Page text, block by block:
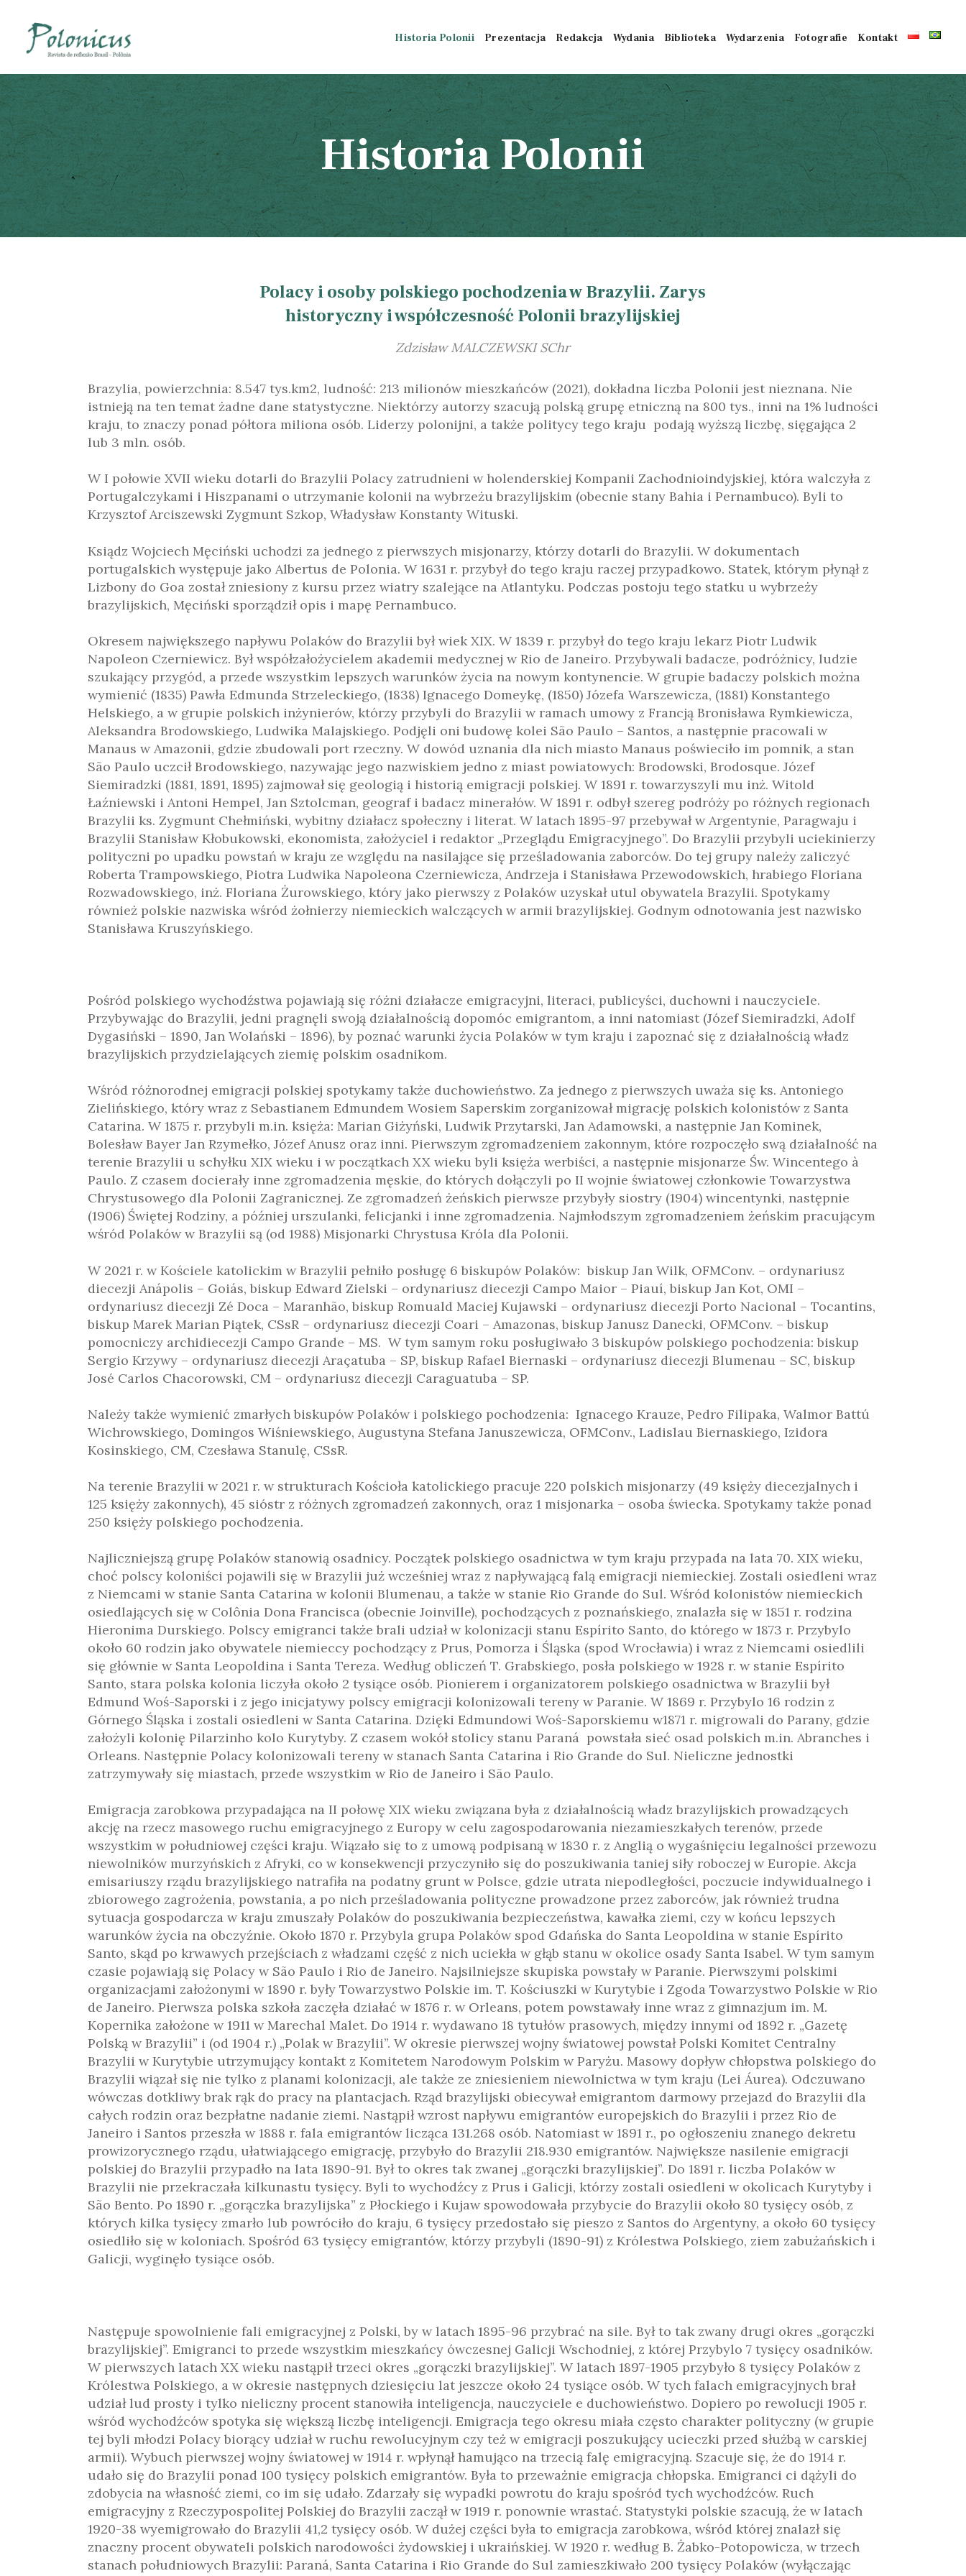
Historia Polonii Prezentacja Redakcja Wydania Biblioteka Wydarzenia Fotografie Kontakt
Historia Polonii
PREZENTACJA
REDAKCJA
WYDANIA
BIBLIOTEKA
FOTOGRAFIE
KONTAKT
Polacy i osoby polskiego pochodzenia w Brazylii. Zarys
historyczny i współczesność Polonii brazylijskiej
Zdzisław MALCZEWSKI SChr
Brazylia, powierzchnia: 8.547 tys.km2, ludność: 213 milionów mieszkańców (2021), dokładna liczba Polonii jest nieznana. Nie
istnieją na ten temat żadne dane statystyczne. Niektórzy autorzy szacują polską grupę etniczną na 800 tys., inni na 1% ludności
kraju, to znaczy ponad półtora miliona osób. Liderzy polonijni, a także politycy tego kraju podają wyższą liczbę, sięgająca 2
lub 3 mln. osób.
W I połowie XVII wieku dotarli do Brazylii Polacy zatrudnieni w holenderskiej Kompanii Zachodnioindyjskiej, która walczyła z
Portugalczykami i Hiszpanami o utrzymanie kolonii na wybrzeżu brazylijskim (obecnie stany Bahia i Pernambuco). Byli to
Krzysztof Arciszewski Zygmunt Szkop, Władysław Konstanty Wituski.
Ksiądz Wojciech Męciński uchodzi za jednego z pierwszych misjonarzy, którzy dotarli do Brazylii. W dokumentach
portugalskich występuje jako Albertus de Polonia. W 1631 r. przybył do tego kraju raczej przypadkowo. Statek, którym płynął z
Lizbony do Goa został zniesiony z kursu przez wiatry szalejące na Atlantyku. Podczas postoju tego statku u wybrzeży
brazylijskich, Męciński sporządził opis i mapę Pernambuco.
Okresem największego napływu Polaków do Brazylii był wiek XIX. W 1839 r. przybył do tego kraju lekarz Piotr Ludwik
Napoleon Czerniewicz. Był współzałożycielem akademii medycznej w Rio de Janeiro. Przybywali badacze, podróżnicy, ludzie
szukający przygód, a przede wszystkim lepszych warunków życia na nowym kontynencie. W grupie badaczy polskich można
wymienić (1835) Pawła Edmunda Strzeleckiego, (1838) Ignacego Domeykę, (1850) Józefa Warszewicza, (1881) Konstantego
Helskiego, a w grupie polskich inżynierów, którzy przybyli do Brazylii w ramach umowy z Francją Bronisława Rymkiewicza,
Aleksandra Brodowskiego, Ludwika Malajskiego. Podjęli oni budowę kolei São Paulo – Santos, a następnie pracowali w
Manaus w Amazonii, gdzie zbudowali port rzeczny. W dowód uznania dla nich miasto Manaus poświeciło im pomnik, a stan
São Paulo uczcił Brodowskiego, nazywając jego nazwiskiem jedno z miast powiatowych: Brodowski, Brodosque. Józef
Siemiradzki (1881, 1891, 1895) zajmował się geologią i historią emigracji polskiej. W 1891 r. towarzyszyli mu inż. Witold
Łaźniewski i Antoni Hempel, Jan Sztolcman, geograf i badacz minerałów. W 1891 r. odbył szereg podróży po różnych regionach
Brazylii ks. Zygmunt Chełmiński, wybitny działacz społeczny i literat. W latach 1895-97 przebywał w Argentynie, Paragwaju i
Brazylii Stanisław Kłobukowski, ekonomista, założyciel i redaktor „Przeglądu Emigracyjnego”. Do Brazylii przybyli uciekinierzy
polityczni po upadku powstań w kraju ze względu na nasilające się prześladowania zaborców. Do tej grupy należy zaliczyć
Roberta Trampowskiego, Piotra Ludwika Napoleona Czerniewicza, Andrzeja i Stanisława Przewodowskich, hrabiego Floriana
Rozwadowskiego, inż. Floriana Żurowskiego, który jako pierwszy z Polaków uzyskał utul obywatela Brazylii. Spotykamy
również polskie nazwiska wśród żołnierzy niemieckich walczących w armii brazylijskiej. Godnym odnotowania jest nazwisko
Stanisława Kruszyńskiego.
Pośród polskiego wychodźstwa pojawiają się różni działacze emigracyjni, literaci, publicyści, duchowni i nauczyciele.
Przybywając do Brazylii, jedni pragnęli swoją działalnością dopomóc emigrantom, a inni natomiast (Józef Siemiradzki, Adolf
Dygasiński – 1890, Jan Wolański – 1896), by poznać warunki życia Polaków w tym kraju i zapoznać się z działalnością władz
brazylijskich przydzielających ziemię polskim osadnikom.
Wśród różnorodnej emigracji polskiej spotykamy także duchowieństwo. Za jednego z pierwszych uważa się ks. Antoniego
Zielińskiego, który wraz z Sebastianem Edmundem Wosiem Saperskim zorganizował migrację polskich kolonistów z Santa
Catarina. W 1875 r. przybyli m.in. księża: Marian Giżyński, Ludwik Przytarski, Jan Adamowski, a następnie Jan Kominek,
Bolesław Bayer Jan Rzymełko, Józef Anusz oraz inni. Pierwszym zgromadzeniem zakonnym, które rozpoczęło swą działalność na
terenie Brazylii u schyłku XIX wieku i w początkach XX wieku byli księża werbiści, a następnie misjonarze Św. Wincentego à
Paulo. Z czasem docierały inne zgromadzenia męskie, do których dołączyli po II wojnie światowej członkowie Towarzystwa
Chrystusowego dla Polonii Zagranicznej. Ze zgromadzeń żeńskich pierwsze przybyły siostry (1904) wincentynki, następnie
(1906) Świętej Rodziny, a później urszulanki, felicjanki i inne zgromadzenia. Najmłodszym zgromadzeniem żeńskim pracującym
wśród Polaków w Brazylii są (od 1988) Misjonarki Chrystusa Króla dla Polonii.
W 2021 r. w Kościele katolickim w Brazylii pełniło posługę 6 biskupów Polaków: biskup Jan Wilk, OFMConv. – ordynariusz
diecezji Anápolis – Goiás, biskup Edward Zielski – ordynariusz diecezji Campo Maior – Piauí, biskup Jan Kot, OMI –
ordynariusz diecezji Zé Doca – Maranhão, biskup Romuald Maciej Kujawski – ordynariusz diecezji Porto Nacional – Tocantins,
biskup Marek Marian Piątek, CSsR – ordynariusz diecezji Coari – Amazonas, biskup Janusz Danecki, OFMConv. – biskup
pomocniczy archidiecezji Campo Grande – MS. W tym samym roku posługiwało 3 biskupów polskiego pochodzenia: biskup
Sergio Krzywy – ordynariusz diecezji Araçatuba – SP, biskup Rafael Biernaski – ordynariusz diecezji Blumenau – SC, biskup
José Carlos Chacorowski, CM – ordynariusz diecezji Caraguatuba – SP.
Należy także wymienić zmarłych biskupów Polaków i polskiego pochodzenia: Ignacego Krauze, Pedro Filipaka, Walmor Battú
Wichrowskiego, Domingos Wiśniewskiego, Augustyna Stefana Januszewicza, OFMConv., Ladislau Biernaskiego, Izidora
Kosinskiego, CM, Czesława Stanulę, CSsR.
Na terenie Brazylii w 2021 r. w strukturach Kościoła katolickiego pracuje 220 polskich misjonarzy (49 księży diecezjalnych i
125 księży zakonnych), 45 sióstr z różnych zgromadzeń zakonnych, oraz 1 misjonarka – osoba świecka. Spotykamy także ponad
250 księży polskiego pochodzenia.
Najliczniejszą grupę Polaków stanowią osadnicy. Początek polskiego osadnictwa w tym kraju przypada na lata 70. XIX wieku,
choć polscy koloniści pojawili się w Brazylii już wcześniej wraz z napływającą falą emigracji niemieckiej. Zostali osiedleni wraz
z Niemcami w stanie Santa Catarina w kolonii Blumenau, a także w stanie Rio Grande do Sul. Wśród kolonistów niemieckich
osiedlających się w Colônia Dona Francisca (obecnie Joinville), pochodzących z poznańskiego, znalazła się w 1851 r. rodzina
Hieronima Durskiego. Polscy emigranci także brali udział w kolonizacji stanu Espírito Santo, do którego w 1873 r. Przybylo
około 60 rodzin jako obywatele niemieccy pochodzący z Prus, Pomorza i Śląska (spod Wrocławia) i wraz z Niemcami osiedlili
się głównie w Santa Leopoldina i Santa Tereza. Według obliczeń T. Grabskiego, posła polskiego w 1928 r. w stanie Espírito
Santo, stara polska kolonia liczyła około 2 tysiące osób. Pionierem i organizatorem polskiego osadnictwa w Brazylii był
Edmund Woś-Saporski i z jego inicjatywy polscy emigracji kolonizowali tereny w Paranie. W 1869 r. Przybylo 16 rodzin z
Górnego Śląska i zostali osiedleni w Santa Catarina. Dzięki Edmundowi Woś-Saporskiemu w1871 r. migrowali do Parany, gdzie
założyli kolonię Pilarzinho kolo Kurytyby. Z czasem wokół stolicy stanu Paraná powstała sieć osad polskich m.in. Abranches i
Orleans. Następnie Polacy kolonizowali tereny w stanach Santa Catarina i Rio Grande do Sul. Nieliczne jednostki
zatrzymywały się miastach, przede wszystkim w Rio de Janeiro i São Paulo.
Emigracja zarobkowa przypadająca na II połowę XIX wieku związana była z działalnością władz brazylijskich prowadzących
akcję na rzecz masowego ruchu emigracyjnego z Europy w celu zagospodarowania niezamieszkałych terenów, przede
wszystkim w południowej części kraju. Wiązało się to z umową podpisaną w 1830 r. z Anglią o wygaśnięciu legalności przewozu
niewolników murzyńskich z Afryki, co w konsekwencji przyczyniło się do poszukiwania taniej siły roboczej w Europie. Akcja
emisariuszy rządu brazylijskiego natrafiła na podatny grunt w Polsce, gdzie utrata niepodległości, poczucie indywidualnego i
zbiorowego zagrożenia, powstania, a po nich prześladowania polityczne prowadzone przez zaborców, jak również trudna
sytuacja gospodarcza w kraju zmuszały Polaków do poszukiwania bezpieczeństwa, kawałka ziemi, czy w końcu lepszych
warunków życia na obczyźnie. Około 1870 r. Przybyla grupa Polaków spod Gdańska do Santa Leopoldina w stanie Espírito
Santo, skąd po krwawych przejściach z władzami część z nich uciekła w głąb stanu w okolice osady Santa Isabel. W tym samym
czasie pojawiają się Polacy w São Paulo i Rio de Janeiro. Najsilniejsze skupiska powstały w Paranie. Pierwszymi polskimi
organizacjami założonymi w 1890 r. były Towarzystwo Polskie im. T. Kościuszki w Kurytybie i Zgoda Towarzystwo Polskie w Rio
de Janeiro. Pierwsza polska szkoła zaczęła działać w 1876 r. w Orleans, potem powstawały inne wraz z gimnazjum im. M.
Kopernika założone w 1911 w Marechal Malet. Do 1914 r. wydawano 18 tytułów prasowych, między innymi od 1892 r. „Gazetę
Polską w Brazylii” i (od 1904 r.) „Polak w Brazylii”. W okresie pierwszej wojny światowej powstał Polski Komitet Centralny
Brazylii w Kurytybie utrzymujący kontakt z Komitetem Narodowym Polskim w Paryżu. Masowy dopływ chłopstwa polskiego do
Brazylii wiązał się nie tylko z planami kolonizacji, ale także ze zniesieniem niewolnictwa w tym kraju (Lei Áurea). Odczuwano
wówczas dotkliwy brak rąk do pracy na plantacjach. Rząd brazylijski obiecywał emigrantom darmowy przejazd do Brazylii dla
całych rodzin oraz bezpłatne nadanie ziemi. Nastąpił wzrost napływu emigrantów europejskich do Brazylii i przez Rio de
Janeiro i Santos przeszła w 1888 r. fala emigrantów licząca 131.268 osób. Natomiast w 1891 r., po ogłoszeniu znanego dekretu
prowizorycznego rządu, ułatwiającego emigrację, przybyło do Brazylii 218.930 emigrantów. Największe nasilenie emigracji
polskiej do Brazylii przypadło na lata 1890-91. Był to okres tak zwanej „gorączki brazylijskiej”. Do 1891 r. liczba Polaków w
Brazylii nie przekraczała kilkunastu tysięcy. Byli to wychodźcy z Prus i Galicji, którzy zostali osiedleni w okolicach Kurytyby i
São Bento. Po 1890 r. „gorączka brazylijska” z Płockiego i Kujaw spowodowała przybycie do Brazylii około 80 tysięcy osób, z
których kilka tysięcy zmarło lub powróciło do kraju, 6 tysięcy przedostało się pieszo z Santos do Argentyny, a około 60 tysięcy
osiedliło się w koloniach. Spośród 63 tysięcy emigrantów, którzy przybyli (1890-91) z Królestwa Polskiego, ziem zabużańskich i
Galicji, wyginęło tysiące osób.
Następuje spowolnienie fali emigracyjnej z Polski, by w latach 1895-96 przybrać na sile. Był to tak zwany drugi okres „gorączki
brazylijskiej”. Emigranci to przede wszystkim mieszkańcy ówczesnej Galicji Wschodniej, z której Przybylo 7 tysięcy osadników.
W pierwszych latach XX wieku nastąpił trzeci okres „gorączki brazylijskiej”. W latach 1897-1905 przybyło 8 tysięcy Polaków z
Królestwa Polskiego, a w okresie następnych dziesięciu lat jeszcze około 24 tysiące osób. W tych falach emigracyjnych brał
udział lud prosty i tylko nieliczny procent stanowiła inteligencja, nauczyciele e duchowieństwo. Dopiero po rewolucji 1905 r.
wśród wychodźców spotyka się większą liczbę inteligencji. Emigracja tego okresu miała często charakter polityczny (w grupie
tej byli młodzi Polacy biorący udział w ruchu rewolucyjnym czy też w emigracji poszukujący ucieczki przed służbą w carskiej
armii). Wybuch pierwszej wojny światowej w 1914 r. wpłynął hamująco na trzecią falę emigracyjną. Szacuje się, że do 1914 r.
udało się do Brazylii ponad 100 tysięcy polskich emigrantów. Była to przeważnie emigracja chłopska. Emigranci ci dążyli do
zdobycia na własność ziemi, co im się udało. Zdarzały się wypadki powrotu do kraju spośród tych wychodźców. Ruch
emigracyjny z Rzeczypospolitej Polskiej do Brazylii zaczął w 1919 r. ponownie wrastać. Statystyki polskie szacują, że w latach
1920-38 wyemigrowało do Brazylii 41,2 tysięcy osób. W dużej części była to emigracja zarobkowa, wśród której znalazł się
znaczny procent obywateli polskich narodowości żydowskiej i ukraińskiej. W 1920 r. według B. Żabko-Potopowicza, w trzech
stanach południowych Brazylii: Paraná, Santa Catarina i Rio Grande do Sul zamieszkiwało 200 tysięcy Polaków (wyłączając